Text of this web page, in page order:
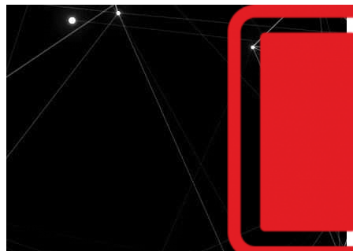
Перейти
навигации
Перейти
содержимому